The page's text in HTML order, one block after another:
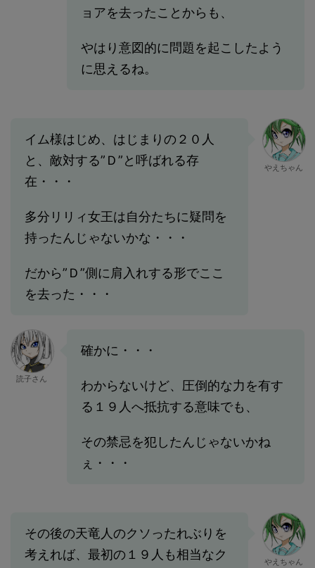
ョアを去ったことからも、
やはり意図的に問題を起こしたよう
に思えるね。
イム様はじめ、はじまりの２０人
と、敵対する”Ｄ”と呼ばれる存
在・・・
多分リリィ女王は自分たちに疑問を
持ったんじゃないかな・・・
だから”Ｄ”側に肩入れする形でここ
を去った・・・
やえちゃん
読子さん
確かに・・・
わからないけど、圧倒的な力を有す
る１９人へ抵抗する意味でも、
その禁忌を犯したんじゃないかね
ぇ・・・
その後の天竜人のクソったれぶりを
考えれば、最初の１９人も相当なク
やえちゃん